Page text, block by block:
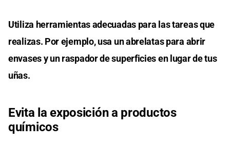
Utiliza herramientas adecuadas para las tareas que
realizas. Por ejemplo, usa un abrelatas para abrir
envases y un raspador de superficies en lugar de tus
uñas.
Evita la exposición a productos
químicos